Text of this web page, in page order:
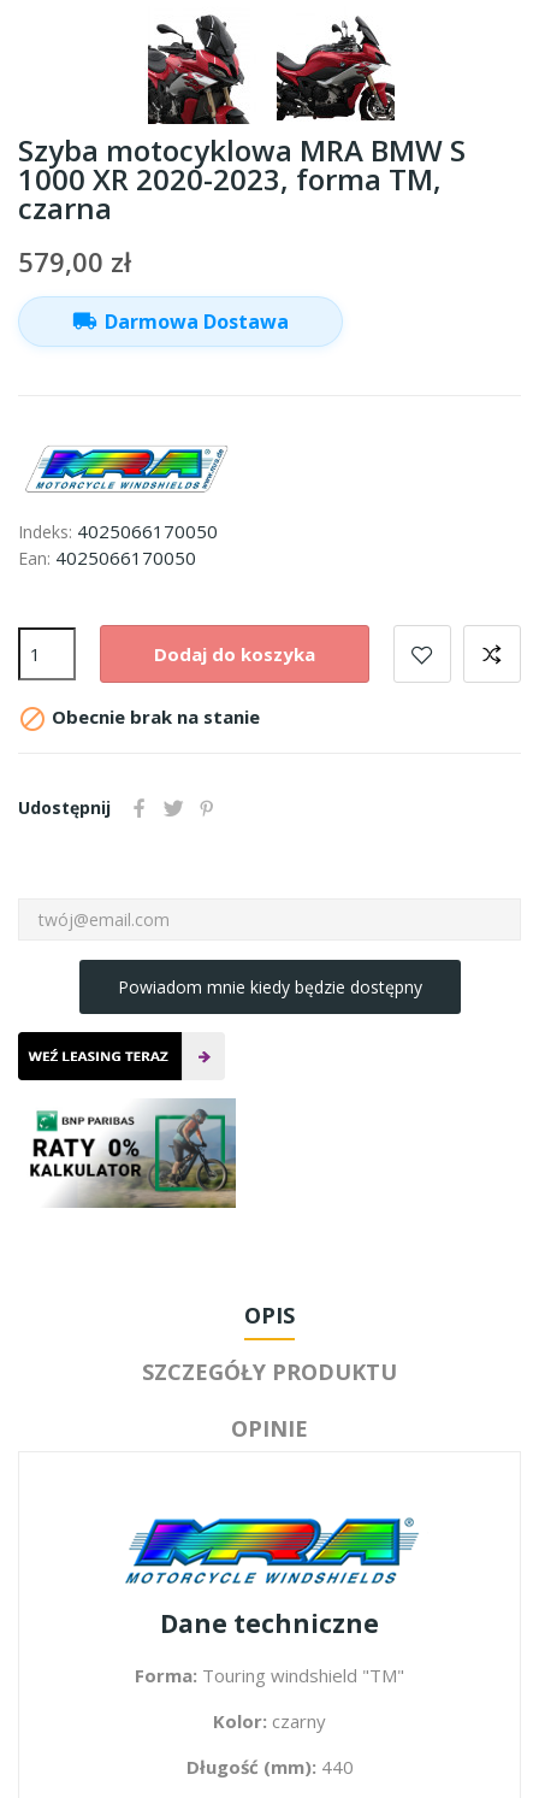
Szyba motocyklowa MRA BMW S
1000 XR 2020-2023, forma TM,
czarna
579,00 zł
local_shipping Darmowa Dostawa
Indeks: 4025066170050
Ean: 4025066170050
Dodaj do koszyka
 Obecnie brak na stanie
Udostępnij
Powiadom mnie kiedy będzie dostępny
OPIS
SZCZEGÓŁY PRODUKTU
OPINIE
Dane techniczne
Forma: Touring windshield "TM"
Kolor: czarny
Długość (mm): 440